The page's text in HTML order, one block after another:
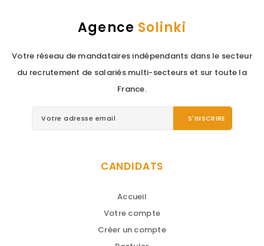
Agence Solinki
Votre réseau de mandataires indépendants dans le secteur
du recrutement de salariés multi-secteurs et sur toute la
France.
CANDIDATS
Accueil
Votre compte
Créer un compte